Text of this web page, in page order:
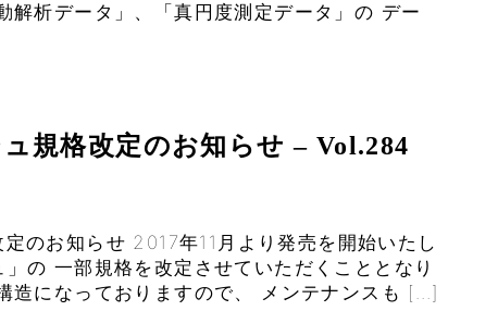
解析データ」、「真円度測定データ」の デー
規格改定のお知らせ – Vol.284
のお知らせ 2017年11月より発売を開始いたし
の 一部規格を改定させていただくこととなり
造になっておりますので、 メンテナンスも […]